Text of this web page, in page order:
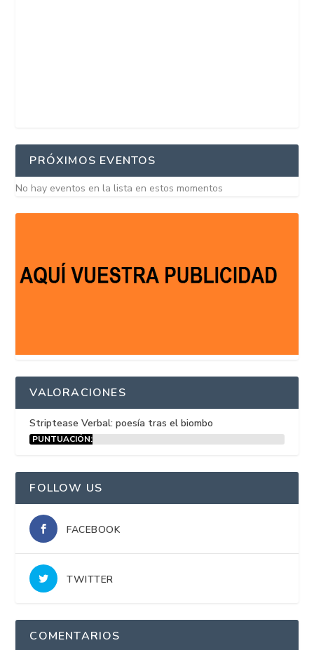
PRÓXIMOS EVENTOS
No hay eventos en la lista en estos momentos
VALORACIONES
Striptease Verbal: poesía tras el biombo
PUNTUACIÓN:
FOLLOW US
FACEBOOK
TWITTER
COMENTARIOS